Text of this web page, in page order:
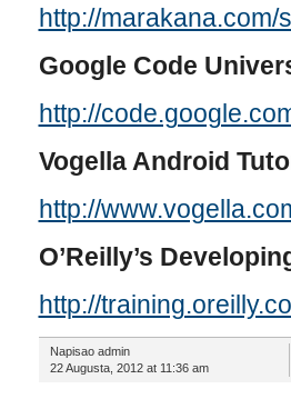
http://
Google Code
http://
Vogella Android
http://
O’Reilly’s
http://
Napisao admin
22 Augusta, 2012 at 11:36 am